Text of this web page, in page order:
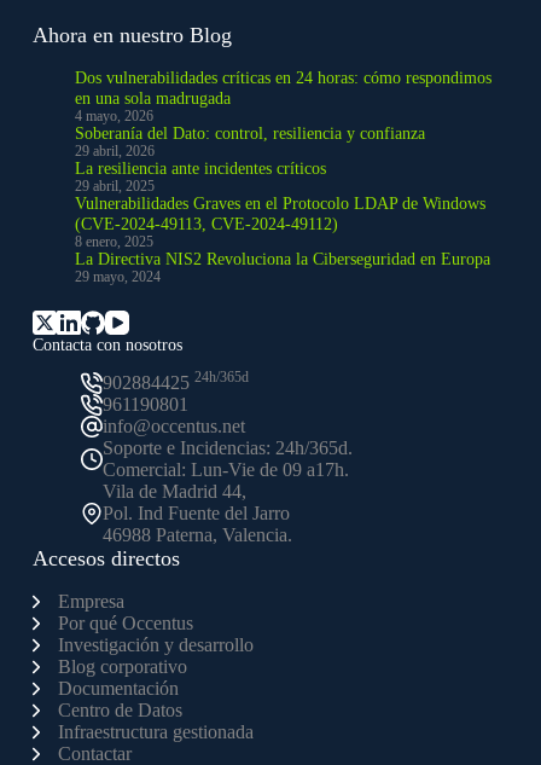
Contacta con nosotros
902884425 24h/365d
961190801
info@occentus.net
Soporte e Incidencias: 24h/365d.
Comercial: Lun-Vie de 09 a17h.
Vila de Madrid 44,
Pol. Ind Fuente del Jarro
46988 Paterna, Valencia.
Accesos directos
Empresa
Por qué Occentus
Investigación y desarrollo
Blog corporativo
Documentación
Centro de Datos
Infraestructura gestionada
Contactar
Ahora en nuestro Blog
Dos vulnerabilidades críticas en 24 horas: cómo respondimos
en una sola madrugada
4 mayo, 2026
Soberanía del Dato: control, resiliencia y confianza
29 abril, 2026
La resiliencia ante incidentes críticos
29 abril, 2025
Vulnerabilidades Graves en el Protocolo LDAP de Windows
(CVE-2024-49113, CVE-2024-49112)
8 enero, 2025
La Directiva NIS2 Revoluciona la Ciberseguridad en Europa
29 mayo, 2024